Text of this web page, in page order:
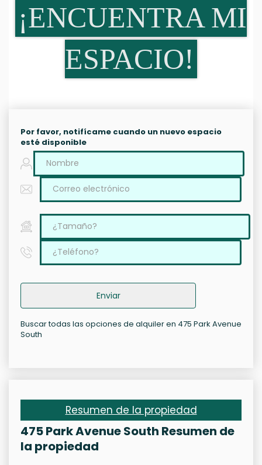
¡ENCUENTRA MI
ESPACIO!
Por favor, notifícame cuando un nuevo espacio
esté disponible
Enviar
Buscar todas las opciones de alquiler en 475 Park Avenue
South
Resumen de la propiedad
475 Park Avenue South Resumen de
la propiedad